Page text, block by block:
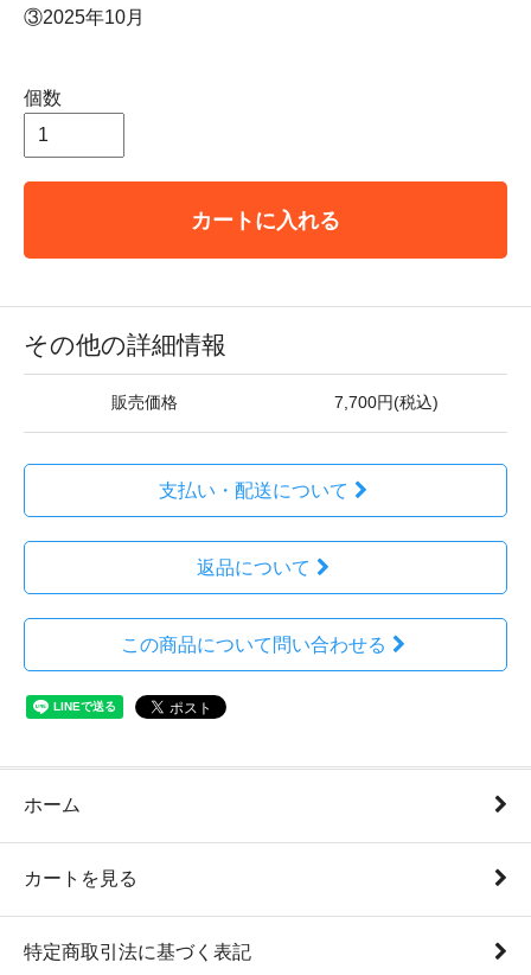
③2025年10月
個数
カートに入れる
その他の詳細情報
販売価格 7,700円(税込)
支払い・配送について
返品について
この商品について問い合わせる
ホーム
カートを見る
特定商取引法に基づく表記